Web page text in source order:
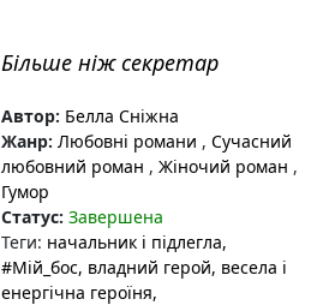
Більше ніж секретар
Автор: Белла Сніжна
Жанр: Любовні романи , Сучасний
любовний роман , Жіночий роман ,
Гумор
Статус: Завершена
Теги: начальник і підлегла,
#Мій_бос, владний герой, весела і
енергічна героїня,